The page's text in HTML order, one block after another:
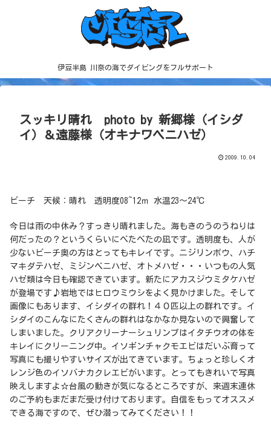
伊豆半島 川奈の海でダイビングをフルサポート
スッキリ晴れ photo by 新郷様（イシダ
イ）＆遠藤様（オキナワベニハゼ）
2009.10.04
ビーチ 天候：晴れ 透明度08~12ｍ 水温23～24℃
今日は雨の中休み？すっきり晴れました。海もきのうのうねりは
何だったの？というくらいにべたべたの凪です。透明度も、人が
少ないビーチ奥の方はとってもキレイです。ニジリンボウ、ハチ
マキダテハゼ、ミジンベニハゼ、オトメハゼ・・・いつもの人気
ハゼ類は今日も確認できています。新たにアカスジウミタケハゼ
が登場です♪岩地ではヒロウミウシをよく見かけました。そして
画像にもあります、イシダイの群れ！４０匹以上の群れです。イ
シダイのこんなにたくさんの群れはなかなか見ないので興奮して
しまいました。クリアクリーナーシュリンプはイタチウオの体を
キレイにクリーニング中。イソギンチャクモエビはだいぶ育って
写真にも撮りやすいサイズが出てきています。ちょっと珍しくオ
レンジ色のイソバナカクレエビがいます。とってもきれいで写真
映えしますよ☆台風の動きが気になるところですが、来週末連休
のご予約もまだまだ受け付けております。自信をもってオススメ
できる海ですので、ぜひ潜ってみてください！！